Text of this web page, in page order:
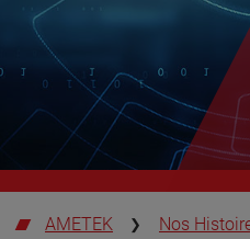
AMETEK
Nos